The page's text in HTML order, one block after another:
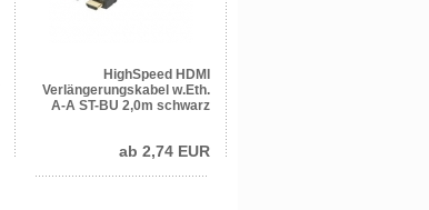
HighSpeed HDMI
Verlängerungskabel w.Eth.
A-A ST-BU 2,0m schwarz
ab 2,74 EUR